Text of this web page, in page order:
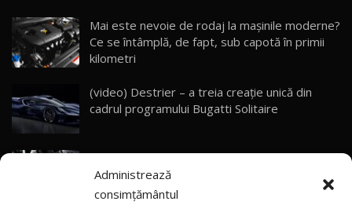
Administrează
consimțământul
ZEEKR 9X - PRIMUL TEST DRIVE ÎN ROMÂNĂ!
CUM SE CONDUCE?
33:40
30
Primele impresii despre BYD Seal U DM-i,
Sealion 7 și Seal 5 DM-i / Test Drive
AutoBlog.MD
13:56
Mai este nevoie de rodaj la mașinile moderne?
Ce se întâmplă, de fapt, sub capotă în primii
kilometri
(video) Destrier – a treia creație unică din
cadrul programului Bugatti Solitaire
(video) SRT prezintă tehnologia eBoost Air
care elimină decalajul turbo